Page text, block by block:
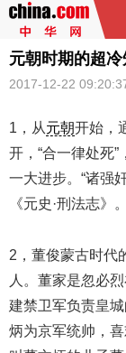
元朝时期的超
2017-12-22
1，从元朝开始，
开，“合一律处死
一大进步。“诸强
《元史·刑法志》。
2，董俊蒙古时代
人。董家是忽必
建禁卫军负责皇
炳为京军统帅，